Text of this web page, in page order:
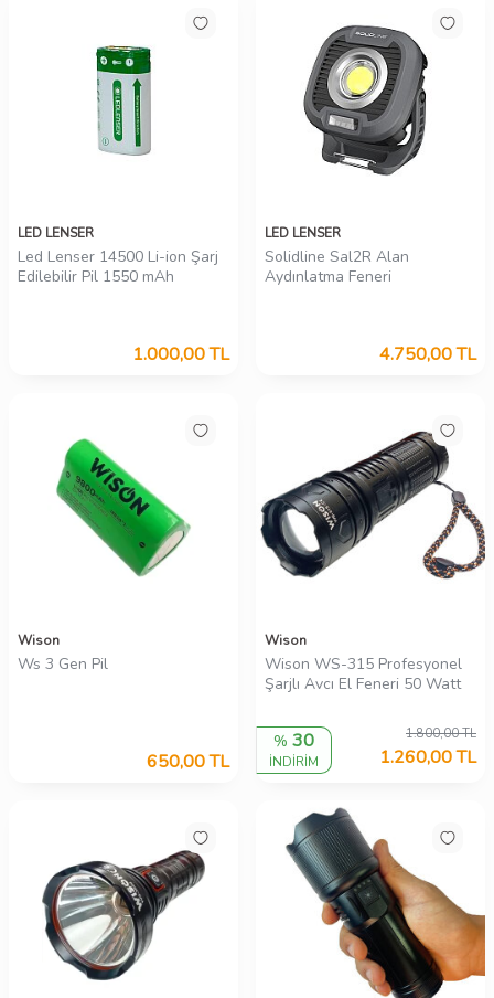
LED LENSER
Led Lenser 14500 Li-ion Şarj
Edilebilir Pil 1550 mAh
1.000,00TL
LED LENSER
Solidline Sal2R Alan
Aydınlatma Feneri
4.750,00TL
Wison
Ws 3 Gen Pil
650,00TL
Wison
Wison WS-315 Profesyonel
Şarjlı Avcı El Feneri 50 Watt
%30
İNDİRİM
1.800,00TL
1.260,00TL